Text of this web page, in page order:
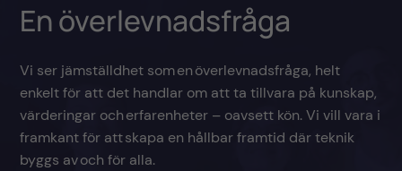
En överlevnadsfråga
Vi ser jämställdhet som en överlevnadsfråga, helt
enkelt för att det handlar om att ta tillvara på kunskap,
värderingar och erfarenheter – oavsett kön. Vi vill vara i
framkant för att skapa en hållbar framtid där teknik
byggs av och för alla.